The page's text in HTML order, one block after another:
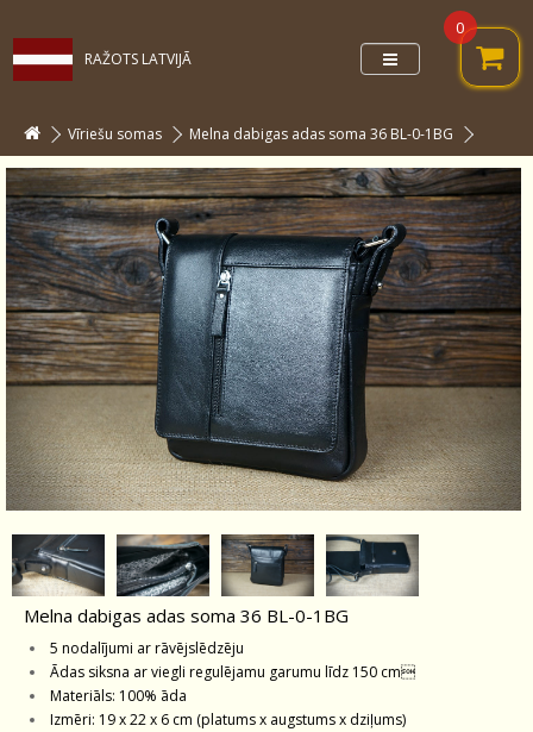
RAŽOTS LATVIJĀ
0
Vīriešu somas Melna dabigas adas soma 36 BL-0-1BG
Melna dabigas adas soma 36 BL-0-1BG
5 nodalījumi ar rāvējslēdzēju
Ādas siksna ar viegli regulējamu garumu līdz 150 cm
Materiāls: 100% āda
Izmēri: 19 x 22 x 6 cm (platums x augstums x dziļums)